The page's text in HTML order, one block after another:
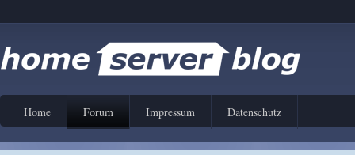
Home Forum Impressum Datenschutz